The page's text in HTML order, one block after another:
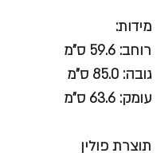
מידות:
רוחב: 59.6 ס"מ
גובה: 85.0 ס"מ
עומק: 63.6 ס"מ
תוצרת פולין